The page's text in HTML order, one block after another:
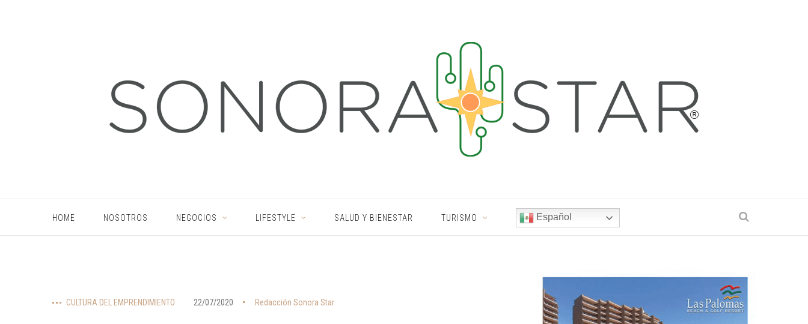
HOME NOSOTROS NEGOCIOS LIFESTYLE SALUD Y BIENESTAR TURISMO Español
CULTURA DEL EMPRENDIMIENTO 22/07/2020 Redacción Sonora Star